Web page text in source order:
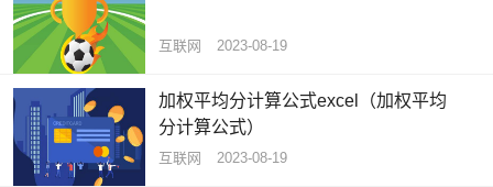
互联网 2023-08-19
加权平均分计算公式excel（加权平均
分计算公式）
互联网 2023-08-19